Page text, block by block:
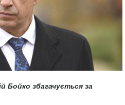
Бойко збагачується за